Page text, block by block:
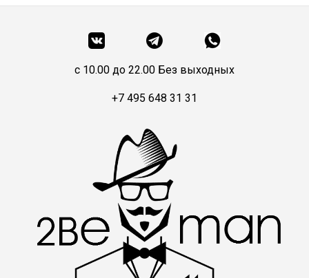
c 10.00 до 22.00 Без выходных
+7 495 648 31 31